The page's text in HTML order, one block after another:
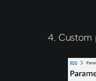
4. Custom